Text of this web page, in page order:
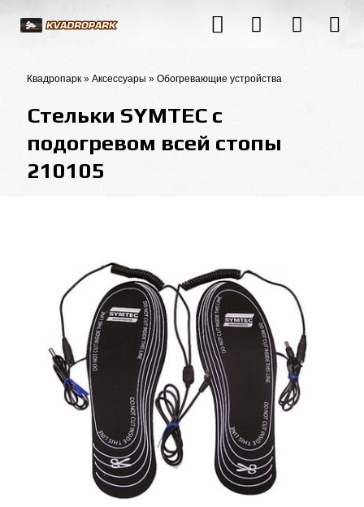
Квадропарк » Аксессуары » Обогревающие устройства
Стельки SYMTEC с
подогревом всей стопы
210105